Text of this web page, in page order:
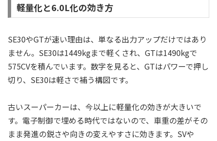
軽量化と6.0L化の効き方
SE30やGTが速い理由は、単なる出力アップだけではあり
ません。SE30は1449kgまで軽くされ、GTは1490kgで
575CVを積んでいます。数字を見ると、GTはパワーで押し
切り、SE30は軽さで補う構図です。
古いスーパーカーは、今以上に軽量化の効きが大きいで
す。電子制御で埋める時代ではないので、車重の差がその
まま発進の鋭さや向きの変えやすさに効きます。SVや